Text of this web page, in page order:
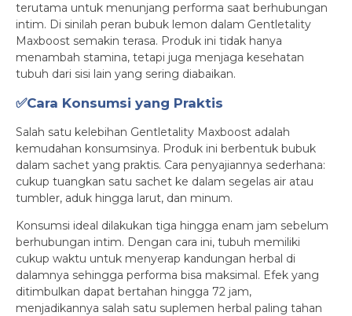
terutama untuk menunjang performa saat berhubungan
intim. Di sinilah peran bubuk lemon dalam Gentletality
Maxboost semakin terasa. Produk ini tidak hanya
menambah stamina, tetapi juga menjaga kesehatan
tubuh dari sisi lain yang sering diabaikan.
✅Cara Konsumsi yang Praktis
Salah satu kelebihan Gentletality Maxboost adalah
kemudahan konsumsinya. Produk ini berbentuk bubuk
dalam sachet yang praktis. Cara penyajiannya sederhana:
cukup tuangkan satu sachet ke dalam segelas air atau
tumbler, aduk hingga larut, dan minum.
Konsumsi ideal dilakukan tiga hingga enam jam sebelum
berhubungan intim. Dengan cara ini, tubuh memiliki
cukup waktu untuk menyerap kandungan herbal di
dalamnya sehingga performa bisa maksimal. Efek yang
ditimbulkan dapat bertahan hingga 72 jam,
menjadikannya salah satu suplemen herbal paling tahan